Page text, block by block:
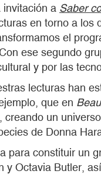
invitación a Saber
en torno a
el
ese segundo
y por las
lecturas han
que en
creando un
de Donna
para constituir un
y Octavia Butler,